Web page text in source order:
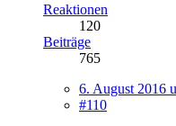
Reaktionen
120
Beiträge
765
6. August 2016
#110